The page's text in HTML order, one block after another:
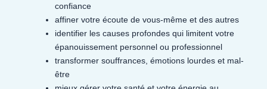
confiance
affiner votre écoute de vous-même et des autres
identifier les causes profondes qui limitent votre
épanouissement personnel ou professionnel
transformer souffrances, émotions lourdes et mal-
être